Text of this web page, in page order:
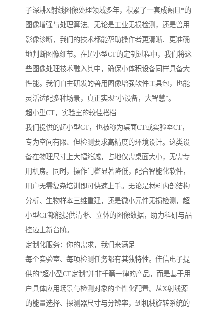
子深耕X射线图像处理领域多年，积累了一套成熟且*的
图像增强与处理算法。无论是工业无损检测，还是兽用
影像诊断，我们的技术都能帮助操作者更清晰、更准确
地判断图像细节。在超小型CT的定制过程中，我们将这
些图像处理技术融入其中，确保小体积设备同样具备大
性能。我们自主研发的兽用图像增强软件工具包，也能
灵活适配多种场景，真正实现“小设备，大智慧”。
超小型CT，实验室的较佳搭档
我们提供的超小型CT，也被称为桌面CT或实验室CT，
专为空间有限、但检测要求高精度的环境设计。这类设
备在物理尺寸上大幅缩减，占地仅需桌面大小，无需专
用机房。同时，操作门槛显著降低，配合智能化软件，
用户无需复杂培训即可快速上手。无论是材料内部结构
分析、生物样本三维重建，还是微小元件无损检测，超
小型CT都能提供清晰、立体的图像数据，助力科研与品
控迈上新台阶。
定制化服务：你的需求，我们来满足
每个实验室、每项检测任务都有其独特性。佳信电子提
供的“超小型CT定制”并非千篇一律的产品，而是基于用
户具体应用场景与检测对象的个性化配置。从X射线源
的能量选择、探测器尺寸与分辨率，到机械旋转系统的